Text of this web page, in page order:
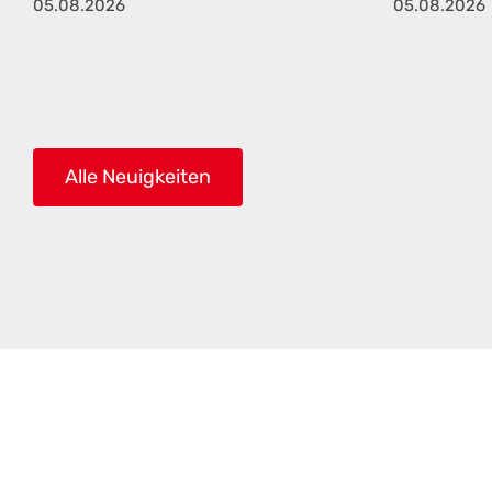
05.08.2026 05.08.2026
Alle Neuigkeiten